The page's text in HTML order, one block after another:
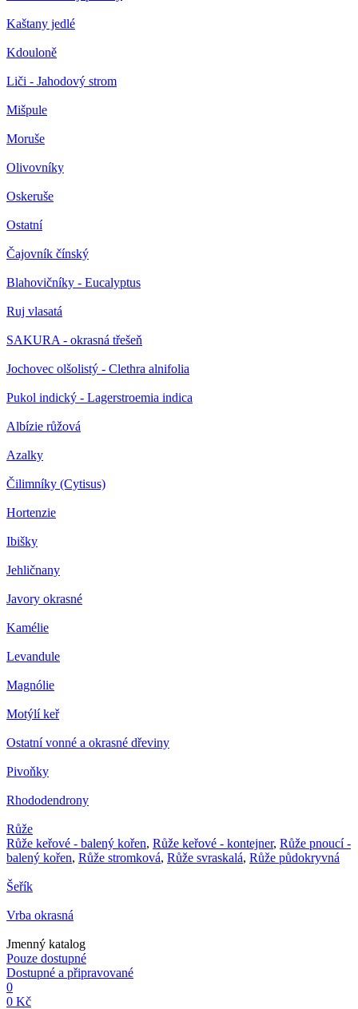
Kaštany jedlé
Kdouloně
Liči - Jahodový strom
Mišpule
Moruše
Olivovníky
Oskeruše
Ostatní
Čajovník čínský
Blahovičníky - Eucalyptus
Ruj vlasatá
SAKURA - okrasná třešeň
Jochovec olšolistý - Clethra alnifolia
Pukol indický - Lagerstroemia indica
Albízie růžová
Azalky
Čilimníky (Cytisus)
Hortenzie
Ibišky
Jehličnany
Javory okrasné
Kamélie
Levandule
Magnólie
Motýlí keř
Ostatní vonné a okrasné dřeviny
Pivoňky
Rhododendrony
Růže
Růže keřové - balený kořen, Růže keřové - kontejner, Růže pnoucí -
balený kořen, Růže stromková, Růže svraskalá, Růže půdokryvná
Šeřík
Vrba okrasná
Jmenný katalog
Pouze dostupné
Dostupné a připravované
0
0 Kč